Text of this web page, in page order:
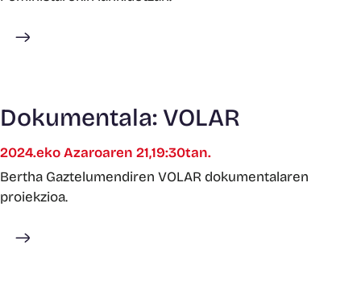
Gehiago ikusi
Dokumentala: VOLAR
2024.eko Azaroaren 21,19:30tan.
Bertha Gaztelumendiren VOLAR dokumentalaren
proiekzioa.
Gehiago ikusi